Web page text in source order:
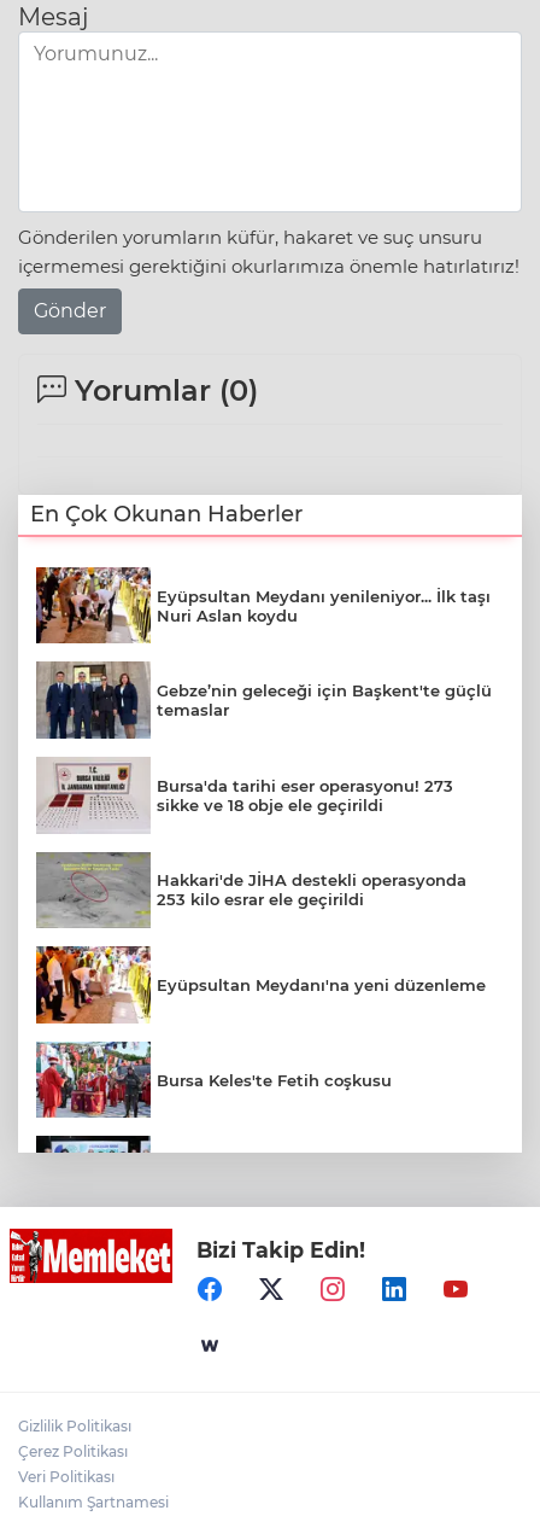
Mesaj
Gönderilen yorumların küfür, hakaret ve suç unsuru
içermemesi gerektiğini okurlarımıza önemle hatırlatırız!
Gönder
Yorumlar (0)
En Çok Okunan Haberler
Eyüpsultan Meydanı yenileniyor... İlk taşı
Nuri Aslan koydu
Gebze’nin geleceği için Başkent'te güçlü
temaslar
Bursa'da tarihi eser operasyonu! 273
sikke ve 18 obje ele geçirildi
Hakkari'de JİHA destekli operasyonda
253 kilo esrar ele geçirildi
Eyüpsultan Meydanı'na yeni düzenleme
Bursa Keles'te Fetih coşkusu
Muhtarlardan makarna yarışı
VakıfBank’ın aktif büyüklüğü yıllık bazda
Bizi Takip Edin!
Gizlilik Politikası
Çerez Politikası
Veri Politikası
Kullanım Şartnamesi